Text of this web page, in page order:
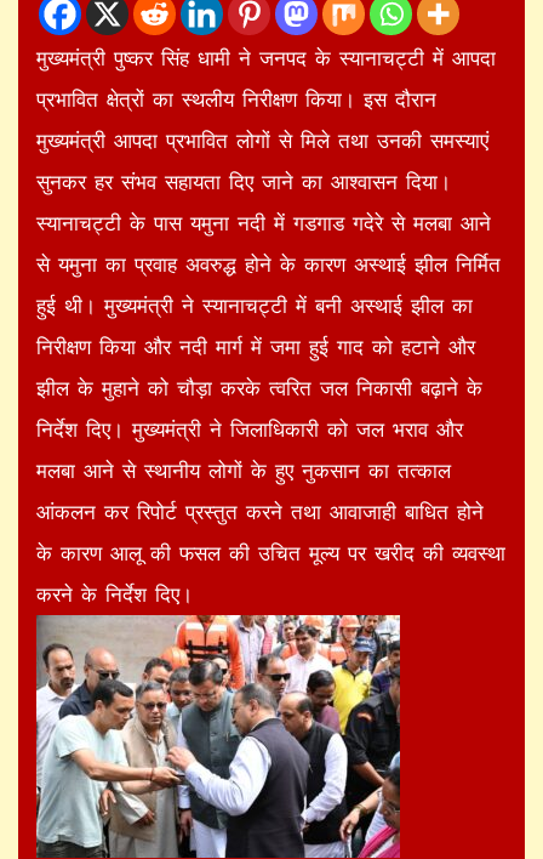
मुख्यमंत्री पुष्कर सिंह धामी ने जनपद के स्यानाचट्टी में आपदा
प्रभावित क्षेत्रों का स्थलीय निरीक्षण किया। इस दौरान
मुख्यमंत्री आपदा प्रभावित लोगों से मिले तथा उनकी समस्याएं
सुनकर हर संभव सहायता दिए जाने का आश्वासन दिया।
स्यानाचट्टी के पास यमुना नदी में गडगाड गदेरे से मलबा आने
से यमुना का प्रवाह अवरुद्ध होने के कारण अस्थाई झील निर्मित
हुई थी। मुख्यमंत्री ने स्यानाचट्टी में बनी अस्थाई झील का
निरीक्षण किया और नदी मार्ग में जमा हुई गाद को हटाने और
झील के मुहाने को चौड़ा करके त्वरित जल निकासी बढ़ाने के
निर्देश दिए। मुख्यमंत्री ने जिलाधिकारी को जल भराव और
मलबा आने से स्थानीय लोगों के हुए नुकसान का तत्काल
आंकलन कर रिपोर्ट प्रस्तुत करने तथा आवाजाही बाधित होने
के कारण आलू की फसल की उचित मूल्य पर खरीद की व्यवस्था
करने के निर्देश दिए।